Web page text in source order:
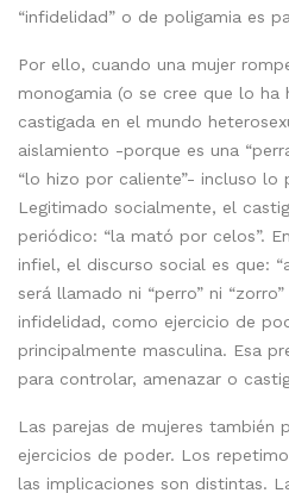
“infidelidad” o de poligamia es
Por ello, cuando una mujer
monogamia (o se cree que lo ha
castigada en el mundo
aislamiento -porque es una
“lo hizo por caliente”- incluso lo
Legitimado socialmente, el
periódico: “la mató por celos”.
infiel, el discurso social es que:
será llamado ni “perro” ni
infidelidad, como ejercicio de
principalmente masculina. Esa
para controlar, amenazar o
Las parejas de mujeres también
ejercicios de poder. Los
las implicaciones son distintas.